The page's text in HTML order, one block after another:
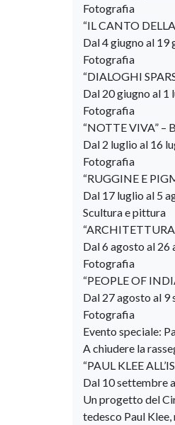
Fotografia
“IL CANTO
Dal 4 giugno al 19
Fotografia
“DIALOGHI
Dal 20 giugno al 1
Fotografia
“NOTTE VIVA” –
Dal 2 luglio al 16
Fotografia
“RUGGINE E
Dal 17 luglio al 5
Scultura e pittura
Dal 6 agosto al 26
Fotografia
“PEOPLE OF
Dal 27 agosto al 9
Fotografia
Evento speciale:
A chiudere la
“PAUL KLEE
Dal 10 settembre
Un progetto del
tedesco Paul